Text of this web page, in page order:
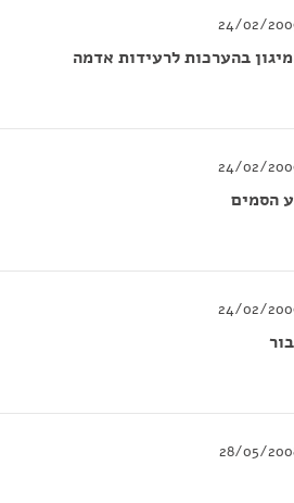
בהערכות לרעידות אדמה
הסמים